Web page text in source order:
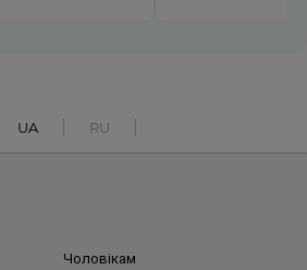
UA RU
Чоловікам